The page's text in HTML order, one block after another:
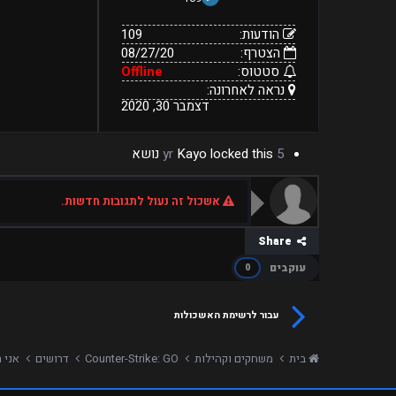
הודעות:
109
הצטרף:
08/27/20
סטטוס:
Offline
נראה לאחרונה:
דצמבר 30, 2020
5 yr
Kayo locked this נושא
אשכול זה נעול לתגובות חדשות.
עוקבים
0
עבור לרשימת האשכולות
בית משחקים וקהילות Counter-Strike: GO דרושים